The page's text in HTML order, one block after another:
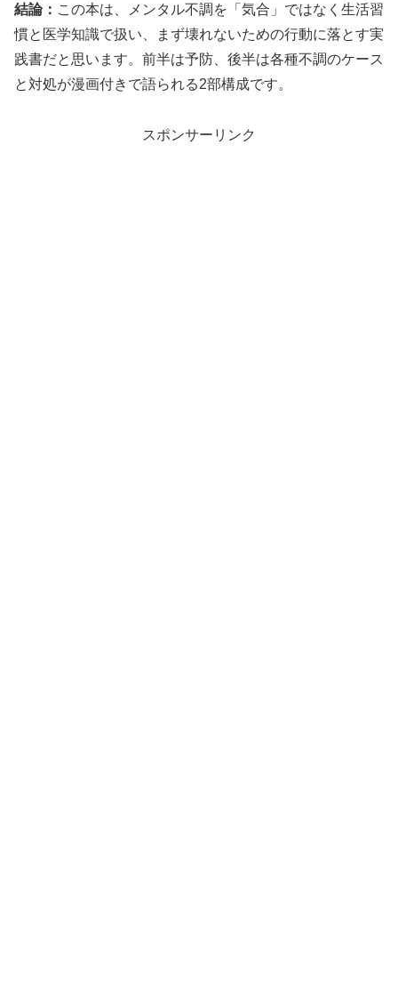
結論： この本は、メンタル不調を「気合」ではなく生活習
慣と医学知識で扱い、まず壊れないための行動に落とす実
践書だと思います。前半は予防、後半は各種不調のケース
と対処が漫画付きで語られる2部構成です。
スポンサーリンク